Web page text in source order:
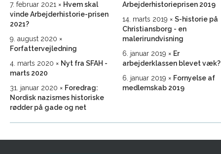
7. februar 2021
Hvem skal
vinde Arbejderhistorie-prisen
2021?
9. august 2020
Forfattervejledning
4. marts 2020
Nyt fra SFAH -
marts 2020
31. januar 2020
Foredrag:
Nordisk nazismes historiske
rødder på gade og net
Arbejderhistorieprisen 2019
14. marts 2019
S-historie på
Christiansborg - en
malerirundvisning
6. januar 2019
Er
arbejderklassen blevet væk?
6. januar 2019
Fornyelse af
medlemskab 2019